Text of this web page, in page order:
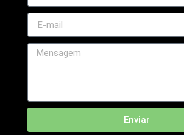
Enviar